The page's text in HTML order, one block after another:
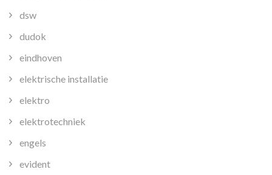
dsw
dudok
eindhoven
elektrische installatie
elektro
elektrotechniek
engels
evident